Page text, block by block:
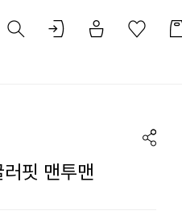
핏 맨투맨